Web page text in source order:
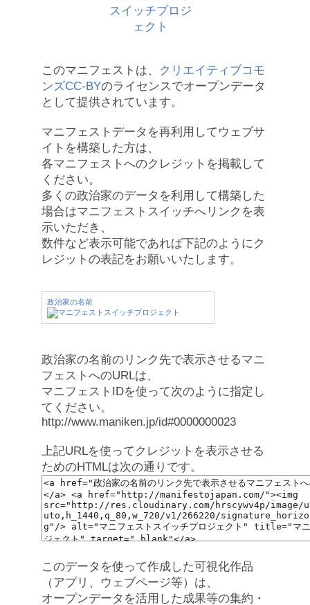
このマニフェストは、
クリエイティブコモ
ンズCC-BYのライセンスでオープンデータ
として提供されています。
マニフェストデータを再利用してウェブサ
イトを構築した方は、
各マニフェストへのクレジットを掲載して
ください。
多くの政治家のデータを利用して構築した
場合はマニフェストスイッチへリンクを表
示いただき、
数件など表示可能であれば下記のようにク
レジットの表記をお願いいたします。
政治家の名前
政治家の名前のリンク先で表示させるマニ
フェストへのURLは、
マニフェストIDを使って次のように指定し
てください。
http://www.maniken.jp/id#0000000023
上記URLを使ってクレジットを表示させる
ためのHTMLは次の通りです。
このデータを使って作成した可視化作品
（アプリ、ウェブページ等）は、
オープンデータを活用した成果等の集約・